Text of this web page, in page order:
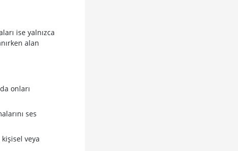
ise yalnızca
alan
onları
ses
veya